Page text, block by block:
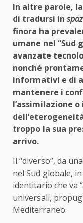
In altre parole,
di tradursi in
finora ha
umane nel
avanzate
nonché
informativi e di
mantenere i
l’assimilazione
troppo la sua
arrivo.
Il “diverso”, da
nel Sud globale,
identitario che va
universali,
Mediterraneo.